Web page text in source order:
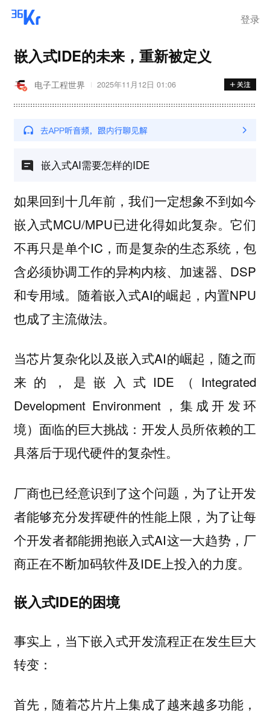
登录
嵌入式IDE的未来，重新被定义
电子工程世界 2025年11月12日 01:06
嵌入式AI需要怎样的IDE
如果回到十几年前，我们一定想象不到如今
嵌入式MCU/MPU已进化得如此复杂。它们
不再只是单个IC，而是复杂的生态系统，包
含必须协调工作的异构内核、加速器、DSP
和专用域。随着嵌入式AI的崛起，内置NPU
也成了主流做法。
当芯片复杂化以及嵌入式AI的崛起，随之而
来的，是嵌入式IDE（Integrated
Development Environment，集成开发环
境）面临的巨大挑战：开发人员所依赖的工
具落后于现代硬件的复杂性。
厂商也已经意识到了这个问题，为了让开发
者能够充分发挥硬件的性能上限，为了让每
个开发者都能拥抱嵌入式AI这一大趋势，厂
商正在不断加码软件及IDE上投入的力度。
嵌入式IDE的困境
事实上，当下嵌入式开发流程正在发生巨大
转变：
首先，随着芯片片上集成了越来越多功能，